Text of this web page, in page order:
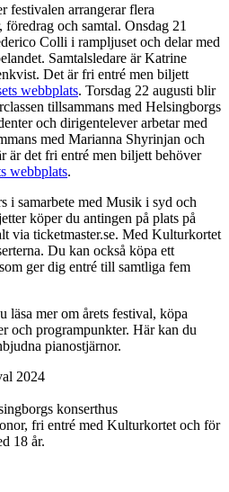
festivalen arrangerar flera
föredrag och samtal. Onsdag 21
Colli i rampljuset och delar med
Samtalsledare är Katrine
Det är fri entré men biljett
webbplats. Torsdag 22 augusti blir
tillsammans med Helsingborgs
och dirigentelever arbetar med
med Marianna Shyrinjan och
det fri entré men biljett behöver
webbplats.
i samarbete med Musik i syd och
köper du antingen på plats på
via ticketmaster.se. Med Kulturkortet
Du kan också köpa ett
ger dig entré till samtliga fem
läsa mer om årets festival, köpa
och programpunkter. Här kan du
pianostjärnor.
2024
konserthus
fri entré med Kulturkortet och för
18 år.